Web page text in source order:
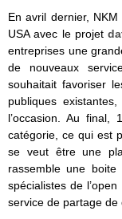
En avril dernier,
USA avec le projet
entreprises une
de nouveaux
souhaitait favoriser
publiques
l’occasion. Au
catégorie, ce qui est
se veut être une
rassemble une
spécialistes de
service de partage de